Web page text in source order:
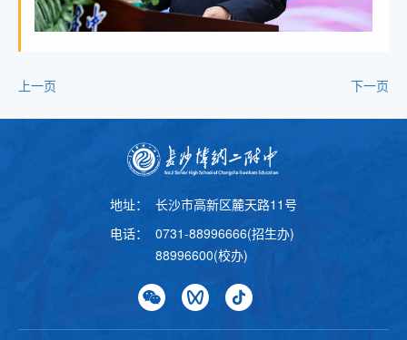
上一页 下一页
地址：
长沙市高新区麓天路11号
电话：
0731-88996666(招生办)
88996600(校办)